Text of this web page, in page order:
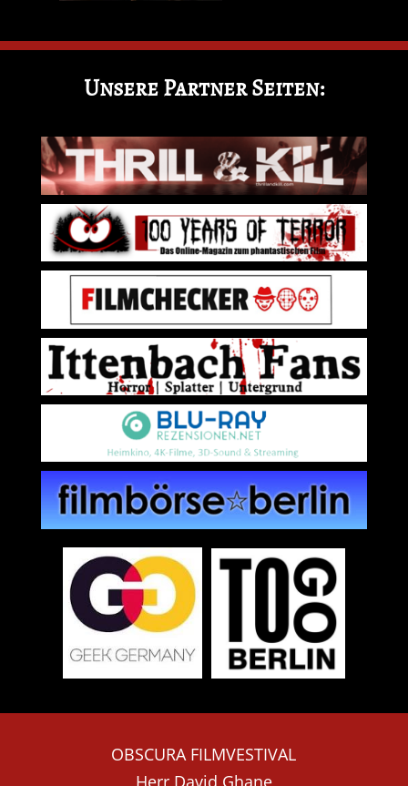
Unsere Partner Seiten:
OBSCURA FILMVESTIVAL
Herr David Ghane